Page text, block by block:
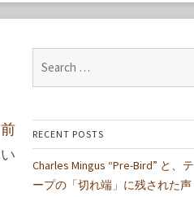
前
for:
RECENT POSTS
Charles Mingus “Pre-Bird” と、テ
ープの「切れ端」に残された声